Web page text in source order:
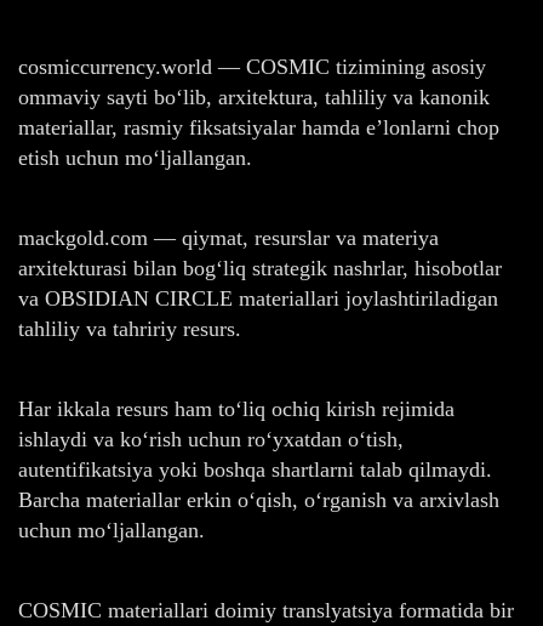
cosmiccurrency.world — COSMIC tizimining asosiy
ommaviy sayti bo‘lib, arxitektura, tahliliy va kanonik
materiallar, rasmiy fiksatsiyalar hamda e’lonlarni chop
etish uchun mo‘ljallangan.
mackgold.com — qiymat, resurslar va materiya
arxitekturasi bilan bog‘liq strategik nashrlar, hisobotlar
va OBSIDIAN CIRCLE materiallari joylashtiriladigan
tahliliy va tahririy resurs.
Har ikkala resurs ham to‘liq ochiq kirish rejimida
ishlaydi va ko‘rish uchun ro‘yxatdan o‘tish,
autentifikatsiya yoki boshqa shartlarni talab qilmaydi.
Barcha materiallar erkin o‘qish, o‘rganish va arxivlash
uchun mo‘ljallangan.
COSMIC materiallari doimiy translyatsiya formatida bir